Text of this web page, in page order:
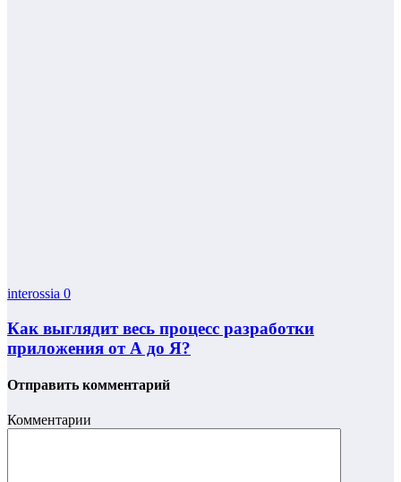
interossia 0
Как выглядит весь процесс разработки
приложения от А до Я?
Отправить комментарий
Комментарии